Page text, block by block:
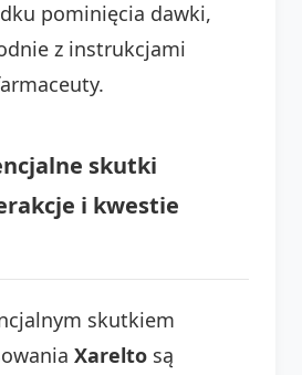
pominięcia dawki,
z instrukcjami
skutki
i kwestie
skutkiem
Xarelto są